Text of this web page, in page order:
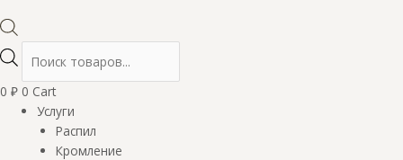
0 ₽ 0 Cart
Услуги
Распил
Кромление